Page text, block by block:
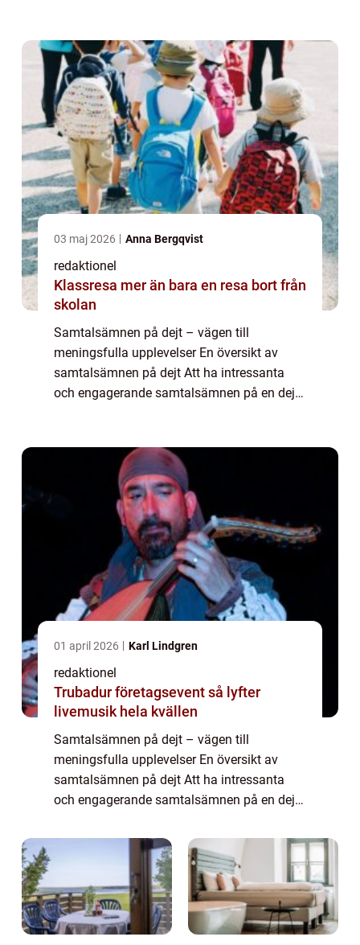
välvalt dis...
03 maj 2026 Anna Bergqvist
redaktionel
Klassresa mer än bara en resa bort från
skolan
Samtalsämnen på dejt – vägen till
meningsfulla upplevelser En översikt av
samtalsämnen på dejt Att ha intressanta
och engagerande samtalsämnen på en dejt
01 april 2026 Karl Lindgren
redaktionel
Trubadur företagsevent så lyfter
livemusik hela kvällen
Samtalsämnen på dejt – vägen till
meningsfulla upplevelser En översikt av
samtalsämnen på dejt Att ha intressanta
och engagerande samtalsämnen på en dejt
meningsfull och minnesvärd upplevelse. Ett